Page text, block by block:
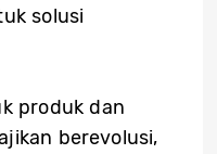
solusi
produk dan
berevolusi,